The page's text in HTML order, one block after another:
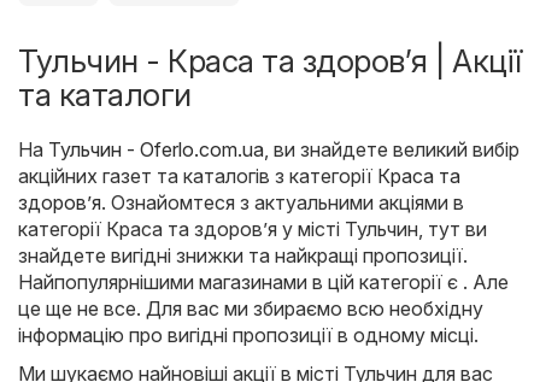
Тульчин - Краса та здоров’я | Акції
та каталоги
На Тульчин - Oferlo.com.ua , ви знайдете великий вибір
акційних газет та каталогів з категорії Краса та
здоров’я. Ознайомтеся з актуальними акціями в
категорії Краса та здоров’я у місті Тульчин, тут ви
знайдете вигідні знижки та найкращі пропозиції.
Найпопулярнішими магазинами в цій категорії є . Але
це ще не все. Для вас ми збираємо всю необхідну
інформацію про вигідні пропозиції в одному місці.
Ми шукаємо найновіші акції в місті Тульчин для вас